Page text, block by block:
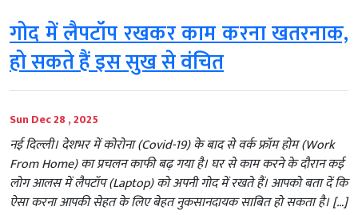
गोद में लैपटॉप रखकर काम करना खतरनाक,
हो सकते हैं इस सुख से वंचित
Sun Dec 28 , 2025
नई दिल्ली। देशभर में कोरोना (Covid-19) के बाद से वर्क फ्रॉम होम (Work
From Home) का प्रचलन काफी बढ़ गया है। घर से काम करने के दौरान कई
लोग आलस में लैपटॉप (Laptop) को अपनी गोद में रखते हैं। आपको बता दें कि
ऐसा करना आपकी सेहत के लिए बेहत नुकसानदायक साबित हो सकता है। […]